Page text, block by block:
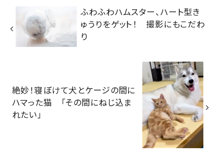
ふわふわハムスター、ハート型き
ゅうりをゲット！ 撮影にもこだわ
り
絶妙！寝ぼけて犬とケージの間に
ハマった猫 「その間にねじ込ま
れたい」